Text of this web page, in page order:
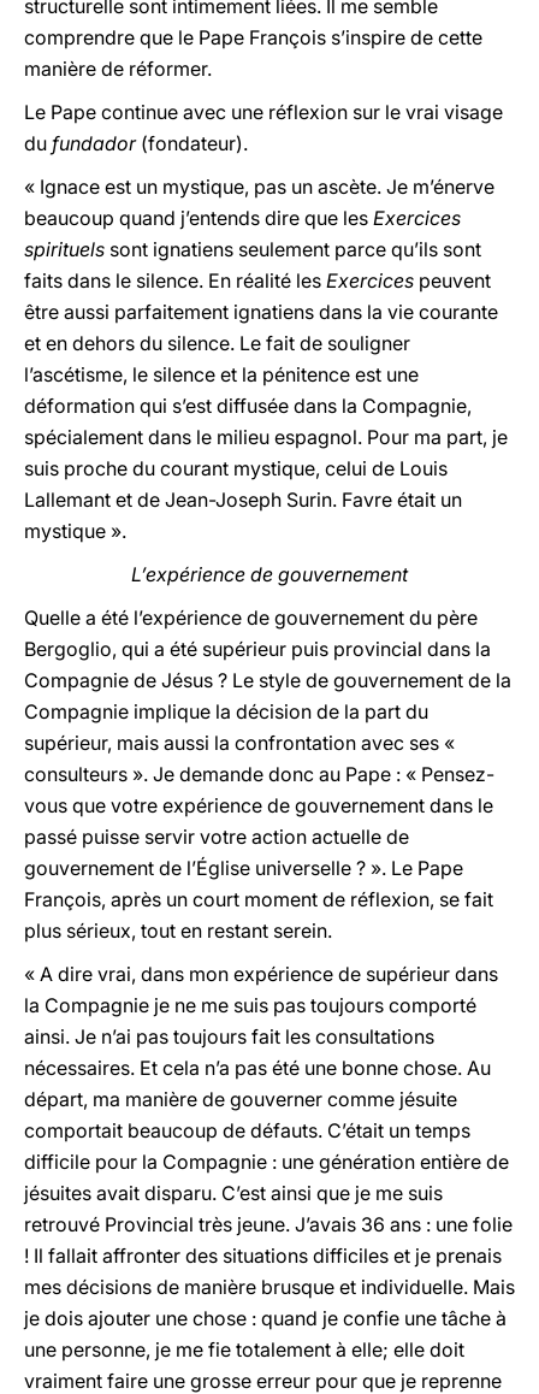
structurelle sont intimement liées. Il me semble
comprendre que le Pape François s’inspire de cette
manière de réformer.
Le Pape continue avec une réflexion sur le vrai visage
du fundador (fondateur).
« Ignace est un mystique, pas un ascète. Je m’énerve
beaucoup quand j’entends dire que les Exercices
spirituels sont ignatiens seulement parce qu’ils sont
faits dans le silence. En réalité les Exercices peuvent
être aussi parfaitement ignatiens dans la vie courante
et en dehors du silence. Le fait de souligner
l’ascétisme, le silence et la pénitence est une
déformation qui s’est diffusée dans la Compagnie,
spécialement dans le milieu espagnol. Pour ma part, je
suis proche du courant mystique, celui de Louis
Lallemant et de Jean-Joseph Surin. Favre était un
mystique ».
L’expérience de gouvernement
Quelle a été l’expérience de gouvernement du père
Bergoglio, qui a été supérieur puis provincial dans la
Compagnie de Jésus ? Le style de gouvernement de la
Compagnie implique la décision de la part du
supérieur, mais aussi la confrontation avec ses «
consulteurs ». Je demande donc au Pape : « Pensez-
vous que votre expérience de gouvernement dans le
passé puisse servir votre action actuelle de
gouvernement de l’Église universelle ? ». Le Pape
François, après un court moment de réflexion, se fait
plus sérieux, tout en restant serein.
« A dire vrai, dans mon expérience de supérieur dans
la Compagnie je ne me suis pas toujours comporté
ainsi. Je n’ai pas toujours fait les consultations
nécessaires. Et cela n’a pas été une bonne chose. Au
départ, ma manière de gouverner comme jésuite
comportait beaucoup de défauts. C’était un temps
difficile pour la Compagnie : une génération entière de
jésuites avait disparu. C’est ainsi que je me suis
retrouvé Provincial très jeune. J’avais 36 ans : une folie
! Il fallait affronter des situations difficiles et je prenais
mes décisions de manière brusque et individuelle. Mais
je dois ajouter une chose : quand je confie une tâche à
une personne, je me fie totalement à elle; elle doit
vraiment faire une grosse erreur pour que je reprenne